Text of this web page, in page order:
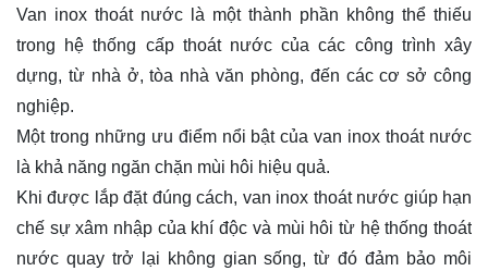
Van inox thoát nước là một thành phần không thể thiếu
trong hệ thống cấp thoát nước của các công trình xây
dựng, từ nhà ở, tòa nhà văn phòng, đến các cơ sở công
nghiệp.
Một trong những ưu điểm nổi bật của van inox thoát nước
là khả năng ngăn chặn mùi hôi hiệu quả.
Khi được lắp đặt đúng cách, van inox thoát nước giúp hạn
chế sự xâm nhập của khí độc và mùi hôi từ hệ thống thoát
nước quay trở lại không gian sống, từ đó đảm bảo môi